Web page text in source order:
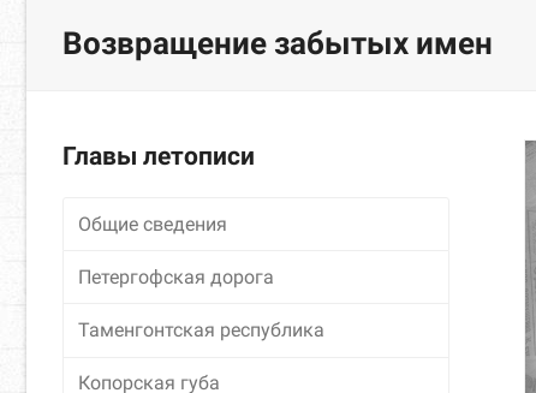
Возвращение забытых имен
Главы летописи
Общие сведения
Петергофская дорога
Таменгонтская республика
Копорская губа